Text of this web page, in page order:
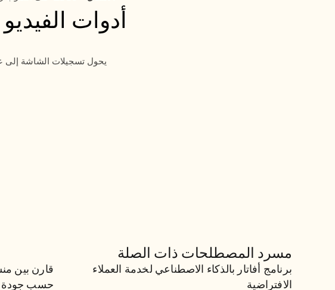
أدوات
مسرد المصطلحات ذات الصلة
لخدمة العملاء الافتراضية
الافتراضية
حسب جودة